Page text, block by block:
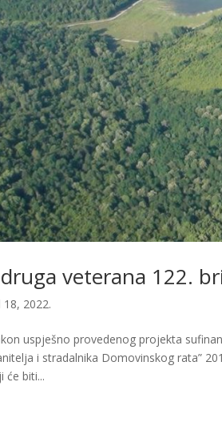
veterana 122.
18, 2022.
uspješno provedenog projekta
i stradalnika Domovinskog rata”
će biti...